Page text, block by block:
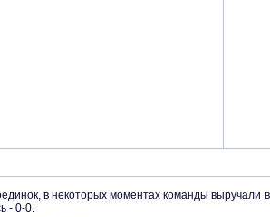
в некоторых моментах команды выручали
- 0-0.